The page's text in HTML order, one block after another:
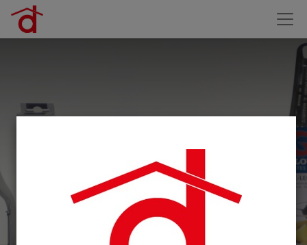
Nos Utensiles de cuisine
orignaux